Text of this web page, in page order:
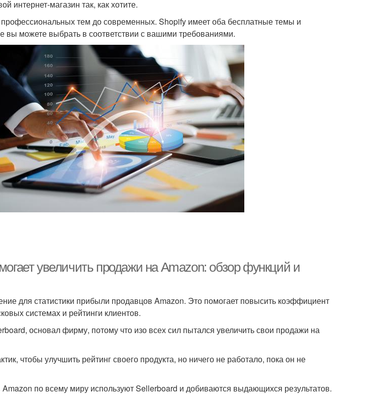
интернет-магазин так, как хотите.
тем до современных. Shopify имеет оба бесплатные темы и
вы можете выбрать в соответствии с вашими требованиями.
увеличить продажи на Amazon: обзор функций и
для статистики прибыли продавцов Amazon. Это помогает повысить коэффициент
системах и рейтинги клиентов.
основал фирму, потому что изо всех сил пытался увеличить свои продажи на
чтобы улучшить рейтинг своего продукта, но ничего не работало, пока он не
по всему миру используют Sellerboard и добиваются выдающихся результатов.